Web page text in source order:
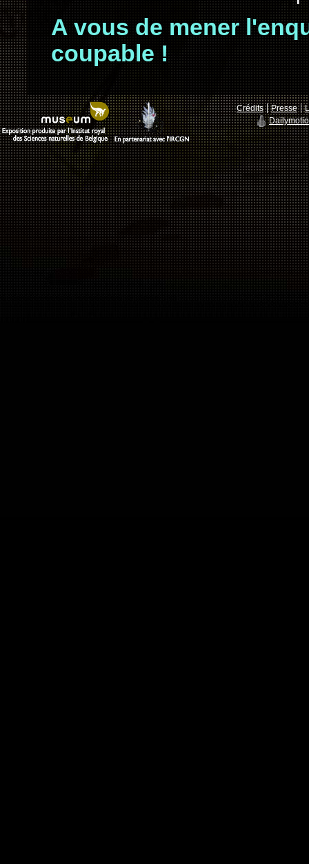
A vous de mener
coupable !
Crédits|Presse|